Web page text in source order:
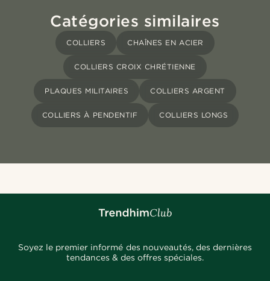
Catégories similaires
COLLIERS CHAÎNES EN ACIER
COLLIERS CROIX CHRÉTIENNE
PLAQUES MILITAIRES COLLIERS ARGENT
COLLIERS À PENDENTIF COLLIERS LONGS
Soyez le premier informé des nouveautés, des dernières
tendances & des offres spéciales.